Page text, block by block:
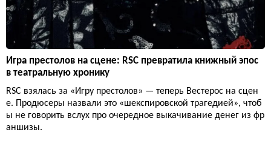
Игра престолов на сцене: RSC превратила книжный эпос
в театральную хронику
RSC взялась за «Игру престолов» — теперь Вестерос на сцен
е. Продюсеры назвали это «шекспировской трагедией», чтоб
ы не говорить вслух про очередное выкачивание денег из фр
аншизы.